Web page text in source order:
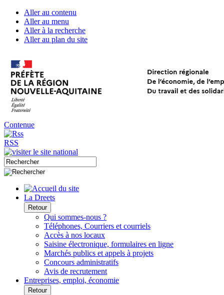
Aller au contenu
Aller au menu
Aller à la recherche
Aller au plan du site
Contenue
RSS
La Dreets
Retour
Qui sommes-nous ?
Téléphones, Courriers et courriels
Accès à nos locaux
Saisine électronique, formulaires en ligne
Marchés publics et appels à projets
Concours administratifs
Avis de recrutement
Entreprises, emploi, économie
Retour